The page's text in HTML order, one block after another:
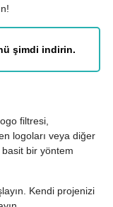
şimdi indirin.
filtresi,
logoları veya diğer
basit bir yöntem
Kendi projenizi